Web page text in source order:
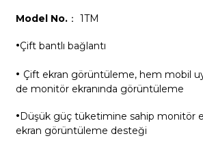
Model No.： 1TM
·Çift bantlı bağlantı
· Çift ekran görüntüleme, hem mobil
de monitör ekranında görüntüleme
·Düşük güç tüketimine sahip monitör
ekran görüntüleme desteği